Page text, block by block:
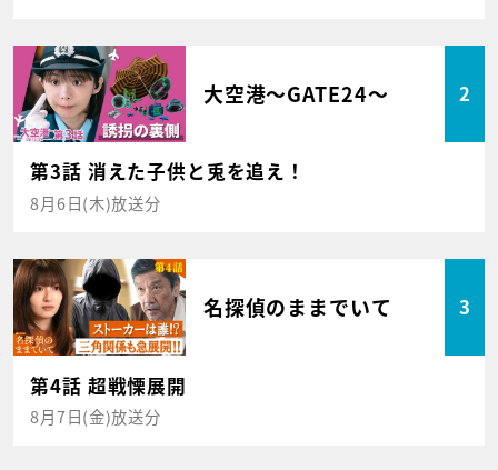
大空港～GATE24～ 2
第3話 消えた子供と兎を追え！
8月6日(木)放送分
名探偵のままでいて 3
第4話 超戦慄展開
8月7日(金)放送分